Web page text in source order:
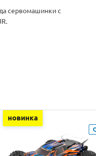
сервомашинки с
новинка